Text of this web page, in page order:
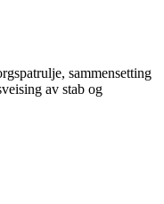
sammensetting
av stab og